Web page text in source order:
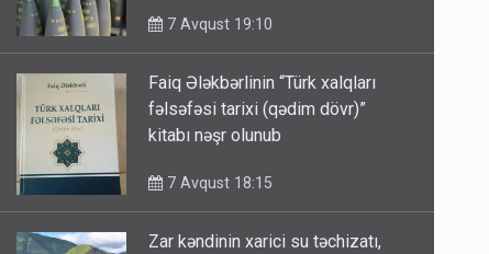
7 Avqust 19:10
Faiq Ələkbərlinin “Türk xalqları
fəlsəfəsi tarixi (qədim dövr)”
kitabı nəşr olunub
7 Avqust 18:15
Zar kəndinin xarici su təchizatı,